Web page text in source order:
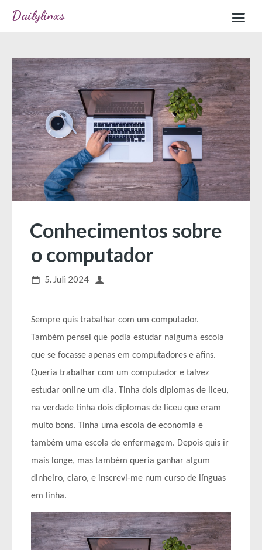
Dailylinxs
Sample page
Conhecimentos sobre
o computador
5. Juli 2024
Sempre quis trabalhar com um computador.
Também pensei que podia estudar nalguma escola
que se focasse apenas em computadores e afins.
Queria trabalhar com um computador e talvez
estudar online um dia. Tinha dois diplomas de liceu,
na verdade tinha dois diplomas de liceu que eram
muito bons. Tinha uma escola de economia e
também uma escola de enfermagem. Depois quis ir
mais longe, mas também queria ganhar algum
dinheiro, claro, e inscrevi-me num curso de línguas
em linha.